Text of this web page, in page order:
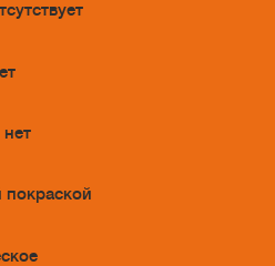
покраской